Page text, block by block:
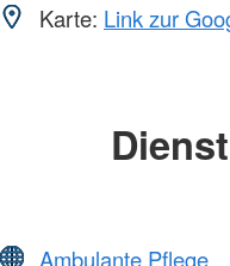
Karte: Link zur
Ambulante Pflege